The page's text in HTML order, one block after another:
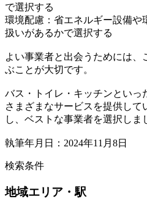
で選択する
環境配慮：省エネルギー設備や
扱いがあるかで選択する
よい事業者と出会うためには
ぶことが大切です。
バス・トイレ・キッチンといっ
さまざまなサービスを提供し
し、ベストな事業者を選択しま
執筆年月日：2024年11月8日
検索条件
地域エリア・駅